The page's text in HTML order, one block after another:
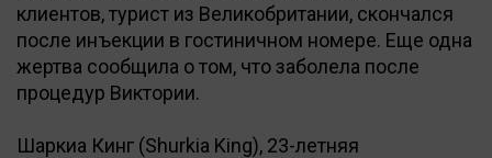
клиентов, турист из Великобритании, скончался
после инъекции в гостиничном номере. Еще одна
жертва сообщила о том, что заболела после
процедур Виктории.
Шаркиа Кинг (Shurkia King), 23-летняя